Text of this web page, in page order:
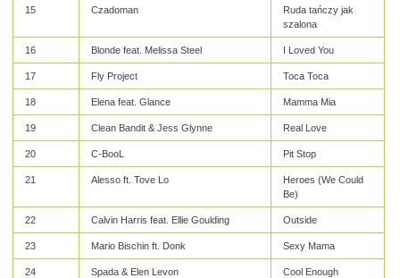
15 Czadoman
Ruda tańczy jak
szalona
16 Blonde feat. Melissa Steel I Loved You
17 Fly Project Toca Toca
18 Elena feat. Glance Mamma Mia
19 Clean Bandit & Jess Glynne Real Love
20 C-BooL Pit Stop
21 Alesso ft. Tove Lo
Heroes (We Could
Be)
22 Calvin Harris feat. Ellie Goulding Outside
23 Mario Bischin ft. Donk Sexy Mama
24 Spada & Elen Levon Cool Enough